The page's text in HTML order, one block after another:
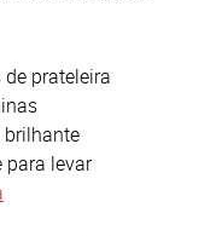
prateleira
para levar